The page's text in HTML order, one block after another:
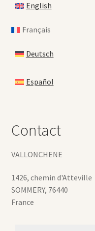
English
Français
Deutsch
Español
Contact
VALLONCHENE
1426, chemin d'Atteville
SOMMERY, 76440
France